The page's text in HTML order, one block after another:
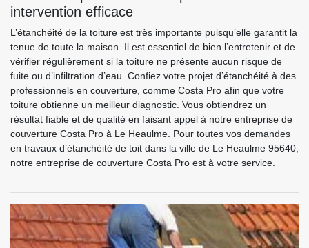
intervention efficace
L’étanchéité de la toiture est très importante puisqu’elle garantit la
tenue de toute la maison. Il est essentiel de bien l’entretenir et de
vérifier régulièrement si la toiture ne présente aucun risque de
fuite ou d’infiltration d’eau. Confiez votre projet d’étanchéité à des
professionnels en couverture, comme Costa Pro afin que votre
toiture obtienne un meilleur diagnostic. Vous obtiendrez un
résultat fiable et de qualité en faisant appel à notre entreprise de
couverture Costa Pro à Le Heaulme. Pour toutes vos demandes
en travaux d’étanchéité de toit dans la ville de Le Heaulme 95640,
notre entreprise de couverture Costa Pro est à votre service.